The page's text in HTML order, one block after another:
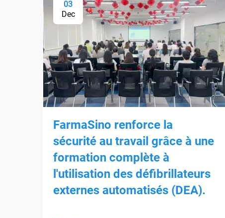
03
Dec
FarmaSino renforce la
sécurité au travail grâce à une
formation complète à
l'utilisation des défibrillateurs
externes automatisés (DEA).